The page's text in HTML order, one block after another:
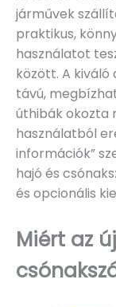
járművek
praktikus,
használatot
között. A kiváló
távú,
úthibák okozta
használatból
információk”
hajó és
és opcionális
Miért az